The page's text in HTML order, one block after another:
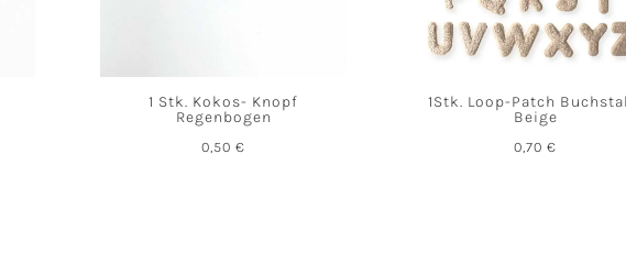
1 Stk. Kokos- Knopf
Regenbogen
0,50€
1Stk. Loop-Patch
Beige
0,70€